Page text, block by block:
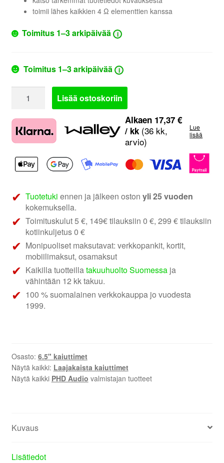
toimii lähes kaikkien 4 Ω elementtien kanssa
Toimitus 1–3 arkipäivää i
Toimitus 1–3 arkipäivää i
Audio
FB
6.2.1
Kit
6.5"
tie
erillissarja
määrä
Lisää ostoskoriin
Alkaen 17,37 €
/ kk(36 kk,
arvio)
Lue
lisää
Tuotetuki ennen ja jälkeen ostonyli 25 vuoden
kokemuksella.
Toimituskulut 5 €, 149€ tilauksiin 0 €, 299 € tilauksiin
kotiinkuljetus 0 €
Monipuoliset maksutavat: verkkopankit, kortit,
mobiilimaksut, osamaksut
Kaikilla tuotteillatakuuhuolto Suomessa ja
vähintään 12 kk takuu.
100 % suomalainen verkkokauppa jo vuodesta
1999.
Osasto: 6.5" kaiuttimet
Näytä kaikki: Laajakaista kaiuttimet
Näytä kaikki PHD Audio valmistajan tuotteet
Kuvaus
Lisätiedot